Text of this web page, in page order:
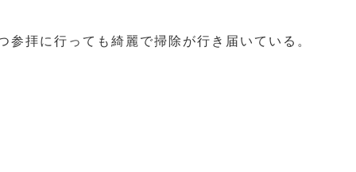
参拝に行っても綺麗で掃除が行き届いている。